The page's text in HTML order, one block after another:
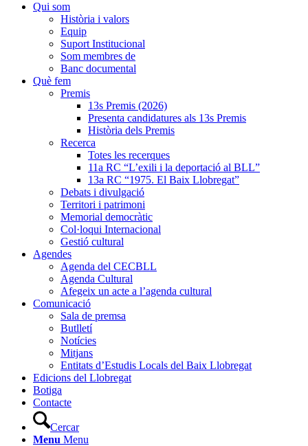
Qui som
Història i valors
Equip
Suport Institucional
Som membres de
Banc documental
Què fem
Premis
13s Premis (2026)
Presenta candidatures als 13s Premis
Història dels Premis
Recerca
Totes les recerques
11a RC “L’exili i la deportació al BLL”
13a RC “1975. El Baix Llobregat”
Debats i divulgació
Territori i patrimoni
Memorial democràtic
Col·loqui Internacional
Gestió cultural
Agendes
Agenda del CECBLL
Agenda Cultural
Afegeix un acte a l’agenda cultural
Comunicació
Sala de premsa
Butlletí
Notícies
Mitjans
Entitats d’Estudis Locals del Baix Llobregat
Edicions del Llobregat
Botiga
Contacte
Cercar
Menu Menu